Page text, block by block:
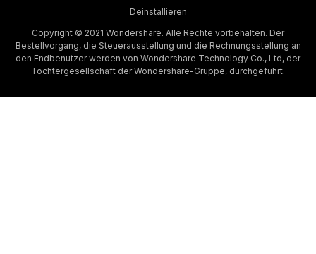
Deinstallieren
Copyright © 2021 Wondershare. Alle Rechte vorbehalten. Der
Bestellvorgang, die Steuerausstellung und die Rechnungsstellung an
den Endbenutzer werden von Wondershare Technology Co., Ltd, der
Tochtergesellschaft der Wondershare-Gruppe, durchgeführt.